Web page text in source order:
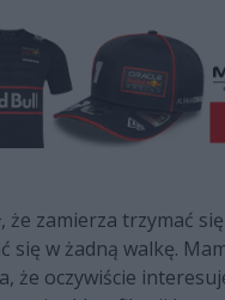
zamierza trzymać
się w żadną walkę.
że oczywiście